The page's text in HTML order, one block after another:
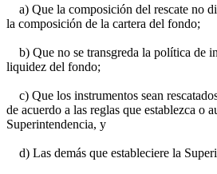
a) Que la composición del rescate no
la composición de la cartera del fondo;
b) Que no se transgreda la política de
liquidez del fondo;
c) Que los instrumentos sean
de acuerdo a las reglas que establezca o
Superintendencia, y
d) Las demás que estableciere la